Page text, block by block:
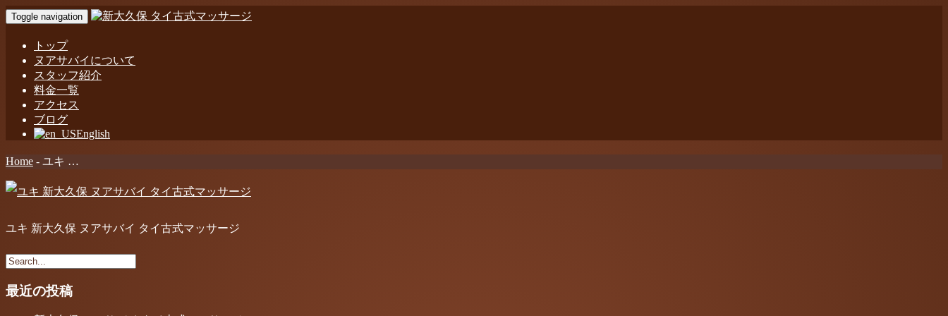
Toggle navigation
トップ
ヌアサバイについて
スタッフ紹介
料金一覧
アクセス
ブログ
English
Home - ユキ …
ユキ 新大久保 ヌアサバイ タイ古式マッサージ
最近の投稿